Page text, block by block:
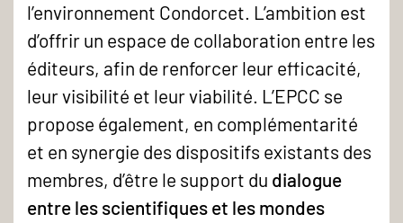
l’environnement Condorcet. L’ambition est
d’offrir un espace de collaboration entre les
éditeurs, afin de renforcer leur efficacité,
leur visibilité et leur viabilité. L’EPCC se
propose également, en complémentarité
et en synergie des dispositifs existants des
membres, d’être le support du dialogue
entre les scientifiques et les mondes